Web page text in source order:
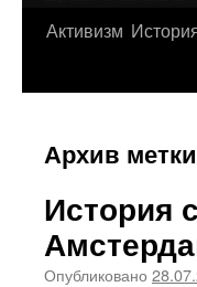
Активизм
Архив
История
Опубликовано